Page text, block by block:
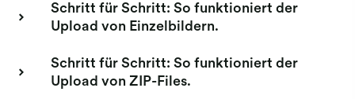
Schritt für Schritt: So funktioniert der
Upload von Einzelbildern.
Schritt für Schritt: So funktioniert der
Upload von ZIP-Files.